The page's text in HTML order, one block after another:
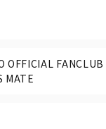
OFFICIAL FANCLUB
MATE